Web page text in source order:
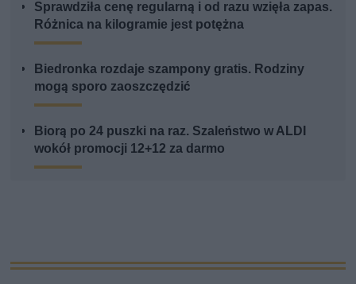
Sprawdziła cenę regularną i od razu wzięła zapas.
Różnica na kilogramie jest potężna
Biedronka rozdaje szampony gratis. Rodziny
mogą sporo zaoszczędzić
Biorą po 24 puszki na raz. Szaleństwo w ALDI
wokół promocji 12+12 za darmo